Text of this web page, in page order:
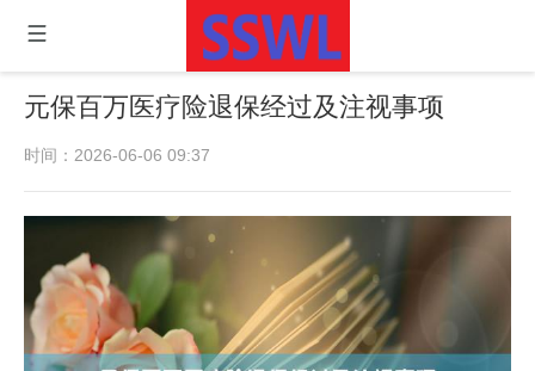
元保百万医疗险退保经过及注视事项
时间：2026-06-06 09:37